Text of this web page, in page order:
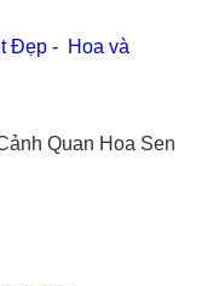
Đẹp - Hoa và
Quan Hoa Sen